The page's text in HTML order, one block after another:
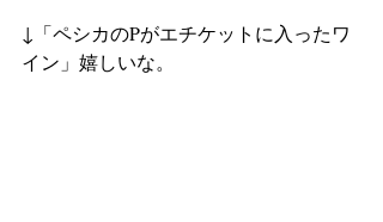
↓「ペシカのPがエチケットに入ったワ
イン」嬉しいな。